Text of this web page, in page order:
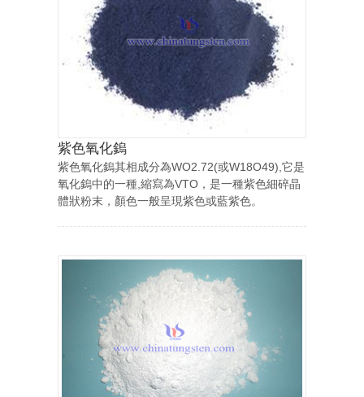
紫色氧化鎢
紫色氧化鎢其相成分為WO2.72(或W18O49),它是
氧化鎢中的一種,縮寫為VTO，是一種紫色細碎晶
體狀粉末，顏色一般呈現紫色或藍紫色。